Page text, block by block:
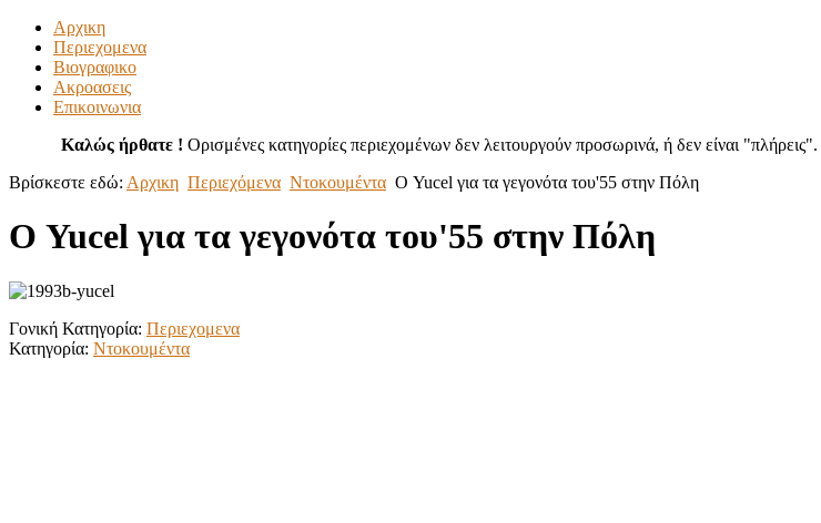
Αρχικη
Περιεχομενα
Βιογραφικο
Ακροασεις
Επικοινωνια
Καλώς ήρθατε ! Ορισμένες κατηγορίες περιεχομένων δεν λειτουργούν προσωρινά, ή δεν είναι "πλήρεις".
Βρίσκεστε εδώ: Αρχικη Περιεχόμενα Ντοκουμέντα Ο Yucel για τα γεγονότα του'55 στην Πόλη
Ο Yucel για τα γεγονότα του'55 στην Πόλη
Γονική Κατηγορία: Περιεχομενα
Κατηγορία: Ντοκουμέντα